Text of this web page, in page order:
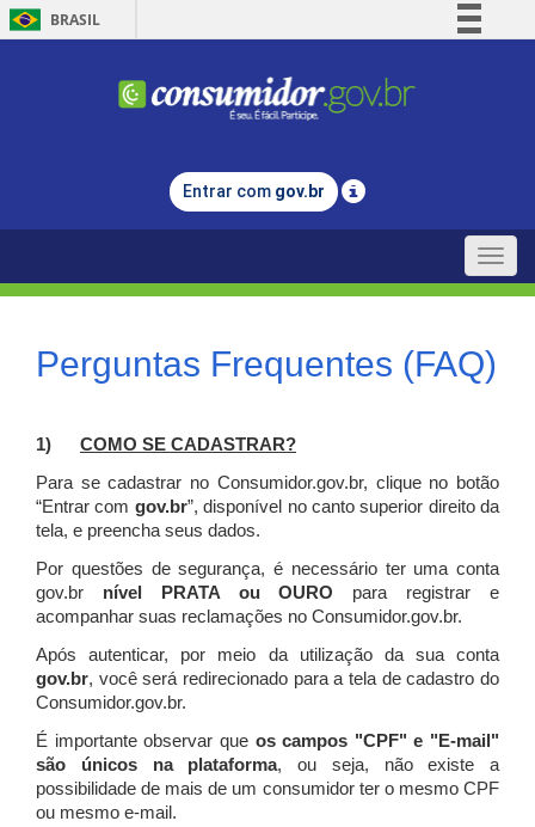
BRASIL
Comunica BR
Legislação
Entrar com gov.br
Toggle
Perguntas Frequentes (FAQ)
1) COMO SE CADASTRAR?
Para se cadastrar no Consumidor.gov.br, clique no botão
“Entrar com gov.br”, disponível no canto superior direito da
tela, e preencha seus dados.
Por questões de segurança, é necessário ter uma conta
gov.br nível PRATA ou OURO para registrar e
acompanhar suas reclamações no Consumidor.gov.br.
Após autenticar, por meio da utilização da sua conta
gov.br, você será redirecionado para a tela de cadastro do
Consumidor.gov.br.
É importante observar que os campos "CPF" e "E-mail"
são únicos na plataforma, ou seja, não existe a
possibilidade de mais de um consumidor ter o mesmo CPF
ou mesmo e-mail.